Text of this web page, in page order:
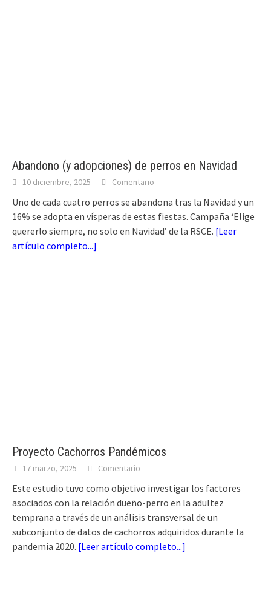
Abandono (y adopciones) de perros en Navidad
10 diciembre, 2025 Comentario
Uno de cada cuatro perros se abandona tras la Navidad y un
16% se adopta en vísperas de estas fiestas. Campaña ‘Elige
quererlo siempre, no solo en Navidad’ de la RSCE. [Leer
artículo completo...]
Proyecto Cachorros Pandémicos
17 marzo, 2025 Comentario
Este estudio tuvo como objetivo investigar los factores
asociados con la relación dueño-perro en la adultez
temprana a través de un análisis transversal de un
subconjunto de datos de cachorros adquiridos durante la
pandemia 2020. [Leer artículo completo...]